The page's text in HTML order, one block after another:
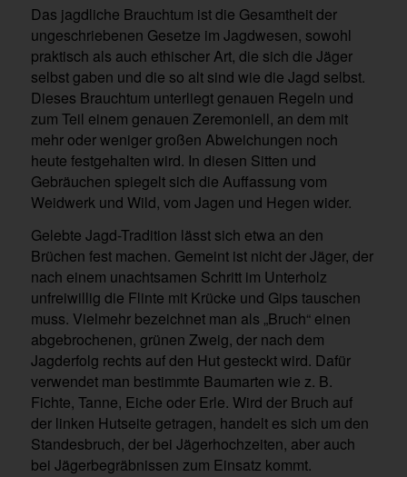
Das jagdliche Brauchtum ist die Gesamtheit der
ungeschriebenen Gesetze im Jagdwesen, sowohl
praktisch als auch ethischer Art, die sich die Jäger
selbst gaben und die so alt sind wie die Jagd selbst.
Dieses Brauchtum unterliegt genauen Regeln und
zum Teil einem genauen Zeremoniell, an dem mit
mehr oder weniger großen Abweichungen noch
heute festgehalten wird. In diesen Sitten und
Gebräuchen spiegelt sich die Auffassung vom
Weidwerk und Wild, vom Jagen und Hegen wider.
Gelebte Jagd-Tradition lässt sich etwa an den
Brüchen fest machen. Gemeint ist nicht der Jäger, der
nach einem unachtsamen Schritt im Unterholz
unfreiwillig die Flinte mit Krücke und Gips tauschen
muss. Vielmehr bezeichnet man als „Bruch“ einen
abgebrochenen, grünen Zweig, der nach dem
Jagderfolg rechts auf den Hut gesteckt wird. Dafür
verwendet man bestimmte Baumarten wie z. B.
Fichte, Tanne, Eiche oder Erle. Wird der Bruch auf
der linken Hutseite getragen, handelt es sich um den
Standesbruch, der bei Jägerhochzeiten, aber auch
bei Jägerbegräbnissen zum Einsatz kommt.